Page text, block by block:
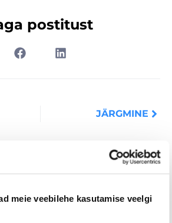
meie veebilehe kasutamise veelgi
postitust
JÄRGMINE
Loe lisaks